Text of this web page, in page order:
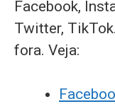
Facebook,
Twitter,
fora. Veja: